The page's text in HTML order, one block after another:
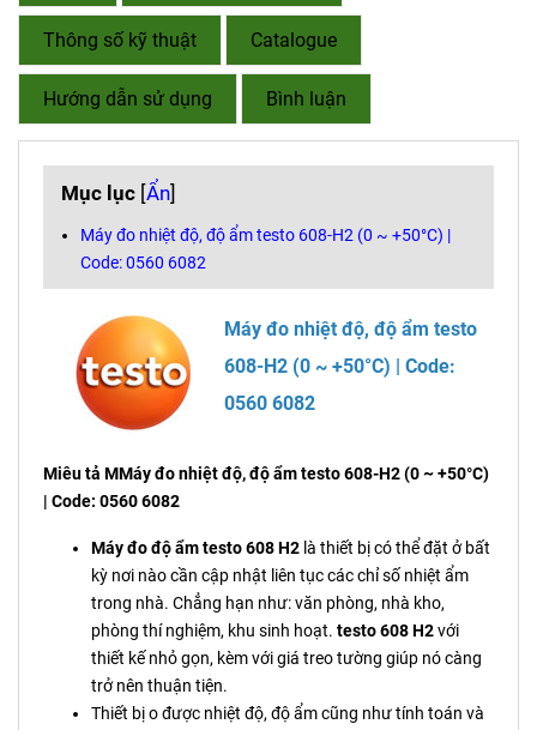
Thông số kỹ thuật Catalogue
Hướng dẫn sử dụng Bình luận
Mục lục [Ẩn]
Máy đo nhiệt độ, độ ẩm testo 608-H2 (0 ~ +50°C) |
Code: 0560 6082
Máy đo nhiệt độ, độ ẩm testo
608-H2 (0 ~ +50°C) | Code:
0560 6082
Miêu tả MMáy đo nhiệt độ, độ ẩm testo 608-H2 (0 ~ +50°C)
| Code: 0560 6082
Máy đo độ ẩm testo 608 H2 là thiết bị có thể đặt ở bất
kỳ nơi nào cần cập nhật liên tục các chỉ số nhiệt ẩm
trong nhà. Chẳng hạn như: văn phòng, nhà kho,
phòng thí nghiệm, khu sinh hoạt. testo 608 H2với
thiết kế nhỏ gọn, kèm với giá treo tường giúp nó càng
trở nên thuận tiện.
Thiết bị o được nhiệt độ, độ ẩm cũng như tính toán và